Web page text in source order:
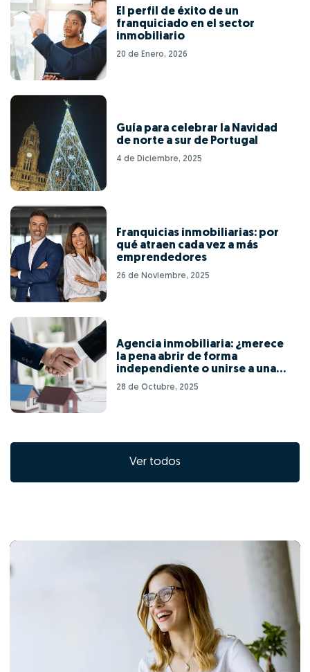
El perfil de éxito de un
franquiciado en el sector
inmobiliario
20 de Enero, 2026
Guía para celebrar la Navidad
de norte a sur de Portugal
4 de Diciembre, 2025
Franquicias inmobiliarias: por
qué atraen cada vez a más
emprendedores
26 de Noviembre, 2025
Agencia inmobiliaria: ¿merece
la pena abrir de forma
independiente o unirse a una
red de franquicias?
28 de Octubre, 2025
Ver todos